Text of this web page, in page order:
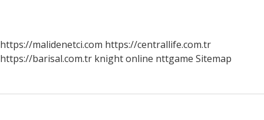
https://malidenetci.com https://centrallife.com.tr
https://barisal.com.tr knight online nttgame Sitemap